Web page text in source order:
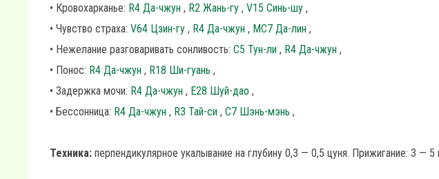
• Кровохарканье: R4 Да-чжун , R2 Жань-гу , V15 Синь-шу ,
• Чувство страха: V64 Цзин-гу , R4 Да-чжун , MC7 Да-лин ,
• Нежелание разговаривать сонливость: C5 Тун-ли , R4 Да-чжун ,
• Понос: R4 Да-чжун , R18 Ши-гуань ,
• Задержка мочи: R4 Да-чжун , Е28 Шуй-дао ,
• Бессонница: R4 Да-чжун , R3 Тай-си , C7 Шэнь-мэнь ,
Техника: перпендикулярное укалывание на глубину 0,3 — 0,5 цуня. Прижигание: 3 — 5